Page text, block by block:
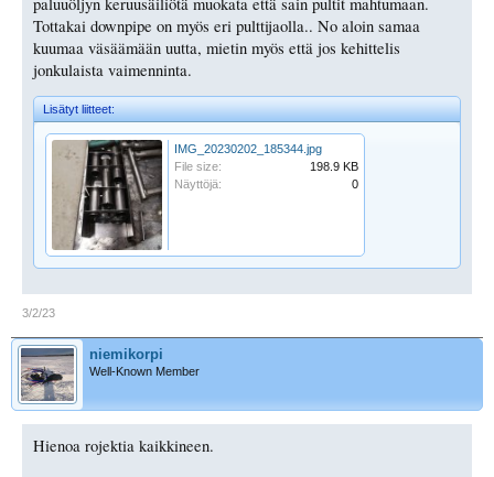
Tottakai downpipe on myös eri pulttijaolla.. No aloin samaa
kuumaa väsäämään uutta, mietin myös että jos kehittelis
jonkulaista vaimenninta.
Lisätyt liitteet:
IMG_20230202_185344.jpg
File size:
198.9 KB
Näyttöjä:
0
3/2/23
niemikorpi
Well-Known Member
Hienoa rojektia kaikkineen.